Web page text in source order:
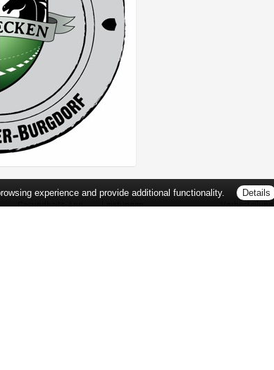
Gesundheits-App Leistungen Vorbestellung
experience and provide additional functionality. Details